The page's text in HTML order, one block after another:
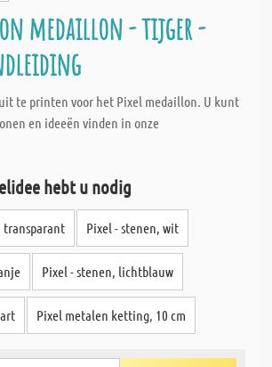
medaillon - tijger -
te printen voor het Pixel medaillon. U kunt
en ideeën vinden in onze
hebt u nodig
transparant Pixel - stenen, wit
Pixel - stenen, lichtblauw
Pixel metalen ketting, 10 cm